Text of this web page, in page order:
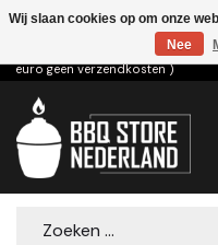
Voor 15.00u besteld dezelfde
euro geen verzendkosten )
Zoeken
Wij slaan cookies op om onze
Nee